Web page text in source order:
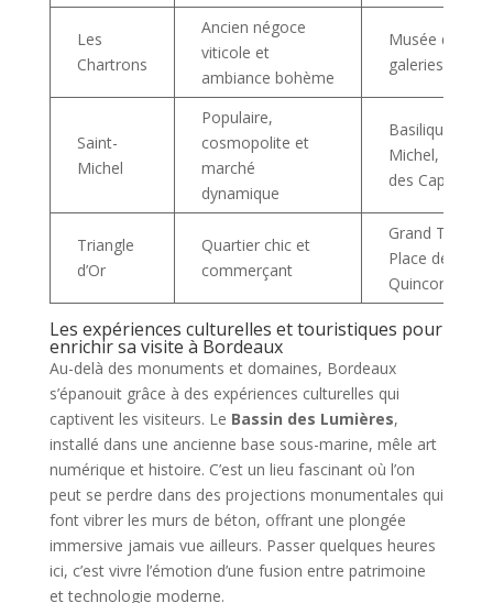
Les
Chartrons
Ancien négoce
viticole et
ambiance bohème
Musée du Vin,
galeries d’art
Saint-
Michel
Populaire,
cosmopolite et
marché
dynamique
Basilique
Michel,
des Capucins
Triangle
d’Or
Quartier chic et
commerçant
Grand
Place des
Quinconces
Les expériences culturelles et touristiques pour
enrichir sa visite à Bordeaux
Au-delà des monuments et domaines, Bordeaux
s’épanouit grâce à des expériences culturelles qui
captivent les visiteurs. Le Bassin des Lumières,
installé dans une ancienne base sous-marine, mêle art
numérique et histoire. C’est un lieu fascinant où l’on
peut se perdre dans des projections monumentales qui
font vibrer les murs de béton, offrant une plongée
immersive jamais vue ailleurs. Passer quelques heures
ici, c’est vivre l’émotion d’une fusion entre patrimoine
et technologie moderne.